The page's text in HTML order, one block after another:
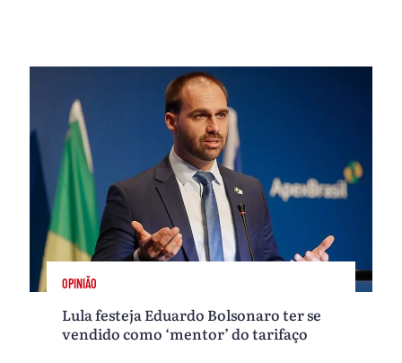
OPINIÃO
Lula festeja Eduardo Bolsonaro ter se
vendido como ‘mentor’ do tarifaço